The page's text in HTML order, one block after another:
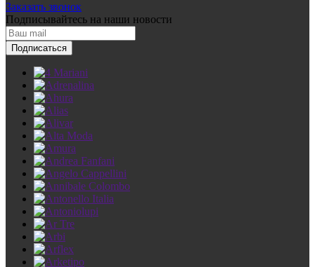
Заказать звонок
Подписывайтесь на наши новости